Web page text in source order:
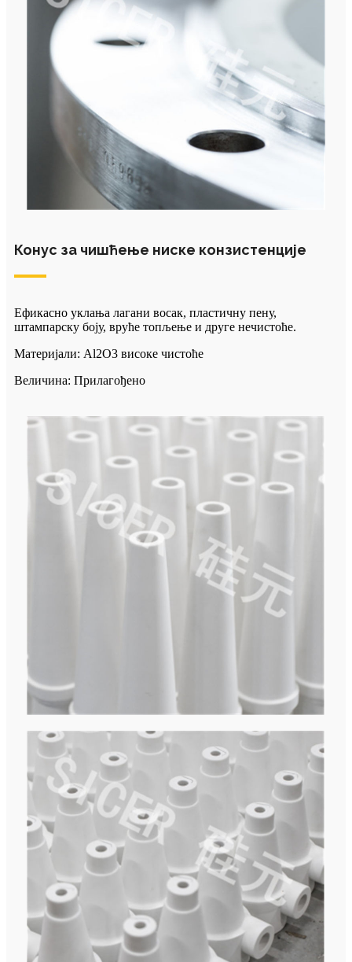
Конус за чишћење ниске конзистенције
Ефикасно уклања лагани восак, пластичну пену,
штампарску боју, вруће топљење и друге нечистоће.
Материјали: Al2O3 високе чистоће
Величина: Прилагођено